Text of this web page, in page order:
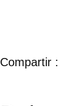
Compartir :